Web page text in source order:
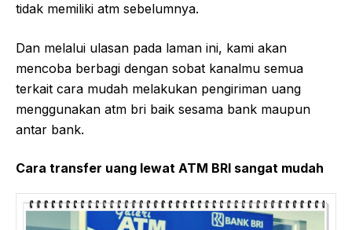
tidak memiliki atm sebelumnya.
Dan melalui ulasan pada laman ini, kami akan
mencoba berbagi dengan sobat kanalmu semua
terkait cara mudah melakukan pengiriman uang
menggunakan atm bri baik sesama bank maupun
antar bank.
Cara transfer uang lewat ATM BRI sangat mudah